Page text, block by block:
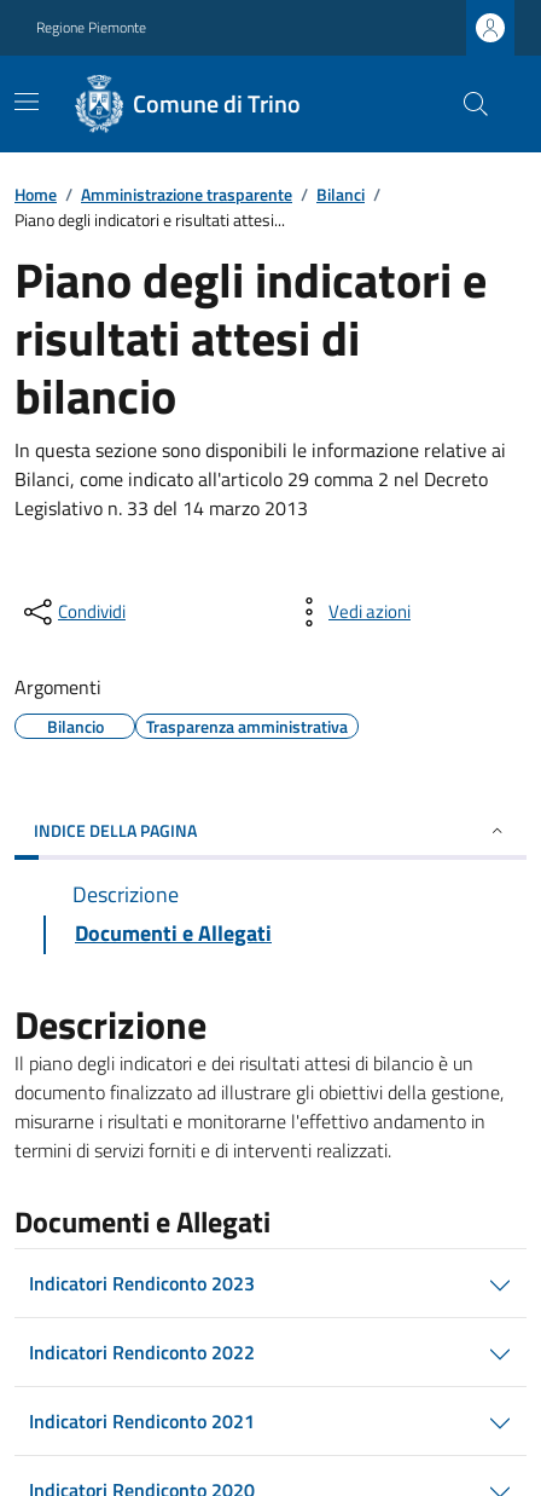
Regione Piemonte
Comune di Trino
Home / Amministrazione trasparente / Bilanci /
Piano degli indicatori e risultati attesi...
Piano degli indicatori e
risultati attesi di
bilancio
In questa sezione sono disponibili le informazione relative ai
Bilanci, come indicato all'articolo 29 comma 2 nel Decreto
Legislativo n. 33 del 14 marzo 2013
Condividi Vedi azioni
Argomenti
Bilancio Trasparenza amministrativa
INDICE DELLA PAGINA
Descrizione
Documenti e Allegati
Descrizione
Il piano degli indicatori e dei risultati attesi di bilancio è un
documento finalizzato ad illustrare gli obiettivi della gestione,
misurarne i risultati e monitorarne l'effettivo andamento in
termini di servizi forniti e di interventi realizzati.
Documenti e Allegati
Indicatori Rendiconto 2023
Indicatori Rendiconto 2022
Indicatori Rendiconto 2021
Indicatori Rendiconto 2020